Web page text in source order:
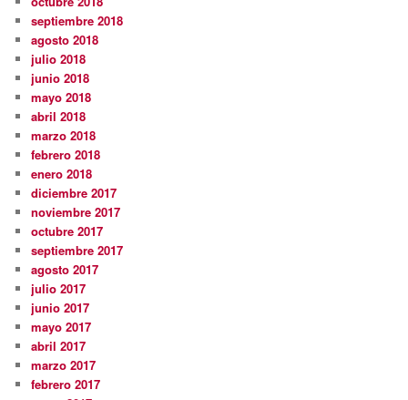
septiembre 2018
agosto 2018
julio 2018
junio 2018
mayo 2018
abril 2018
marzo 2018
febrero 2018
enero 2018
diciembre 2017
noviembre 2017
octubre 2017
septiembre 2017
agosto 2017
julio 2017
junio 2017
mayo 2017
abril 2017
marzo 2017
febrero 2017